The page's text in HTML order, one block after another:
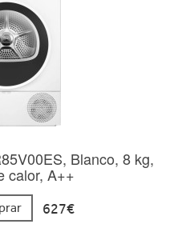
Blanco, 8 kg,
calor, A++
627€